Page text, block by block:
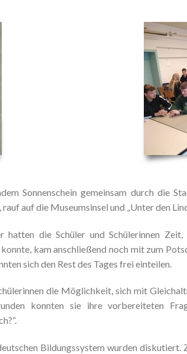
Sonnenschein gemeinsam durch die
auf die Museumsinsel und „Unter den
die Schüler und Schülerinnen
kam anschließend noch mit zum
sich den Rest des Tages frei einteilen.
die Möglichkeit, sich mit
konnten sie ihre vorbereiteten
Bildungssystem wurden